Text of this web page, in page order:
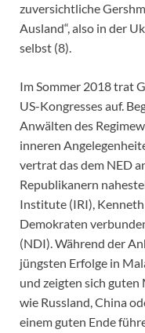
zuversichtliche
Ausland“, also in der
selbst (8).
Im Sommer 2018 trat
US-Kongresses auf.
Anwälten des
inneren
vertrat das dem NED
Republikanern
Institute (IRI),
Demokraten
(NDI). Während der
jüngsten Erfolge in
und zeigten sich
wie Russland, China
einem guten Ende